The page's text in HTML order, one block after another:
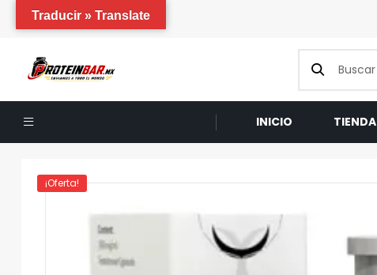
INICIO TIENDA
¡Oferta!
Traducir » Translate